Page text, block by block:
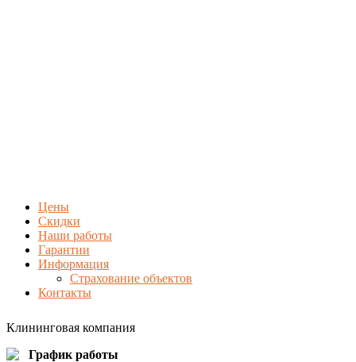
Цены
Скидки
Наши работы
Гарантии
Информация
Страхование объектов
Контакты
Клининговая компания
График работы